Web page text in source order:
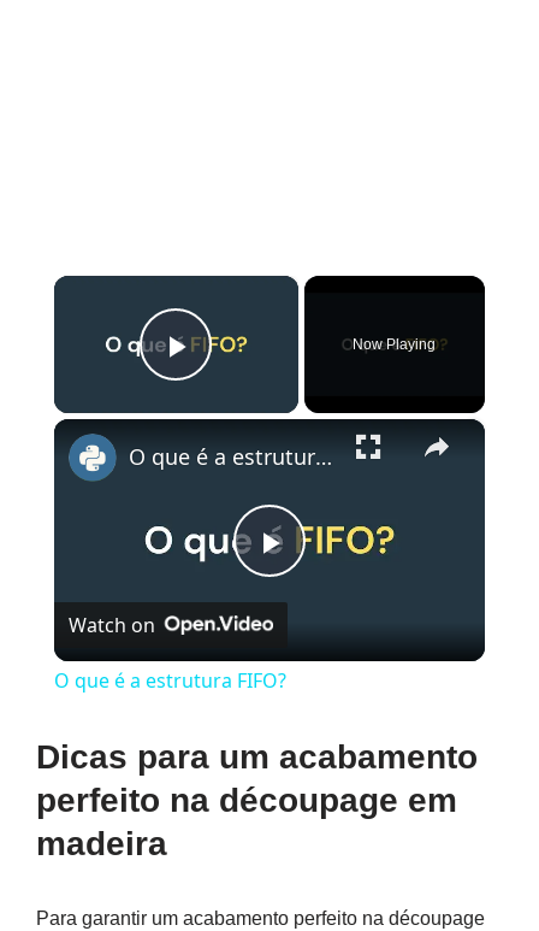
×
Play Video
Now Playing
×
Play
Video
O que é a estrutura FIFO?
Watch on
O que é a estrutura FIFO?
Dicas para um acabamento
perfeito na découpage em
madeira
Para garantir um acabamento perfeito na découpage